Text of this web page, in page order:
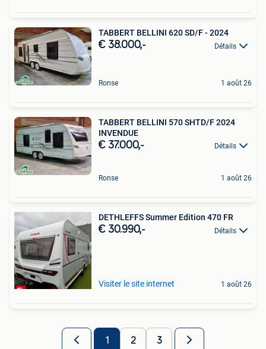
TABBERT BELLINI 620 SD/F - 2024
€ 38.000,- Détails
Ronse 1 août 26
TABBERT BELLINI 570 SHTD/F 2024
INVENDUE
€ 37.000,- Détails
Ronse 1 août 26
DETHLEFFS Summer Edition 470 FR
€ 30.990,- Détails
Visiter le site internet 1 août 26
1 2 3